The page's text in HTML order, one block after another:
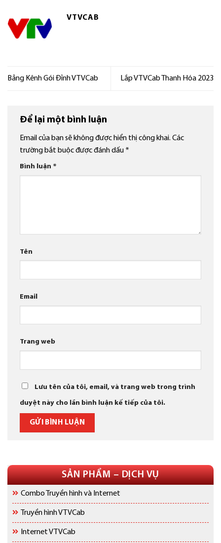
SẢN PHẨM – DỊCH VỤ
Combo Truyền hình và Internet
Truyền hình VTVCab
Internet VTVCab
VTVCAB
Bảng Kênh Gói Đỉnh VTVCab Lắp VTVCab Thanh Hóa 2023
Để lại một bình luận
Email của bạn sẽ không được hiển thị công khai. Các
trường bắt buộc được đánh dấu *
Bình luận *
Tên
Email
Trang web
Lưu tên của tôi, email, và trang web trong trình
duyệt này cho lần bình luận kế tiếp của tôi.